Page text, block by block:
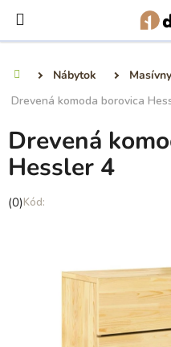
obsah
Nábytok
Drevená komoda borovica
Drevená
Hessler 4
Priemerné
(0)